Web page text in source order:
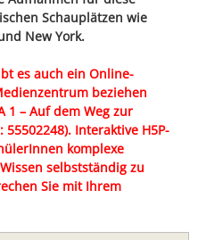
Schauplätzen wie
New York.
es auch ein Online-
beziehen
1 – Auf dem Weg zur
Interaktive H5P-
komplexe
selbstständig zu
Sie mit Ihrem